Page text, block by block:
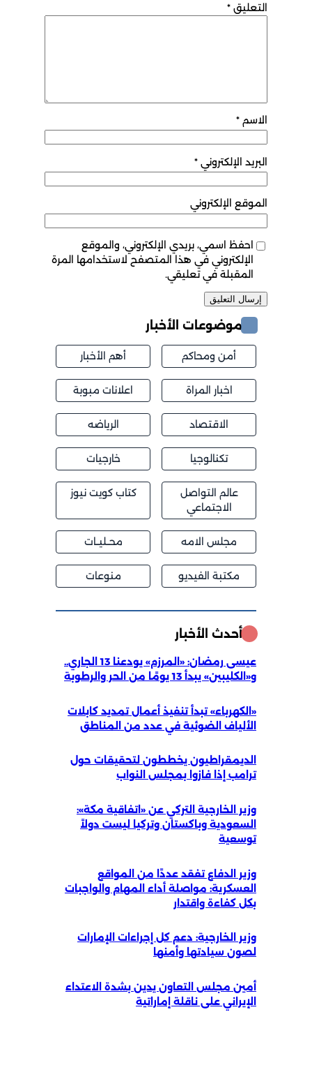
التعليق *
الاسم *
البريد الإلكتروني *
الموقع الإلكتروني
احفظ اسمي، بريدي الإلكتروني، والموقع
الإلكتروني في هذا المتصفح لاستخدامها المرة
المقبلة في تعليقي.
موضوعات الأخبار
أمن ومحاكم أهم الأخبار
اخبار المراة اعلانات مبوبة
الاقتصاد الرياضه
تكنالوجيا خارجيات
عالم التواصل
الاجتماعي
كتاب كويت نيوز
مجلس الامه محــليــات
مكتبة الفيديو منوعات
أحدث الأخبار
عيسى رمضان: «المرزم» يودعنا 13 الجاري..
و«الكليبين» يبدأ 13 يومًا من الحر والرطوبة
«الكهرباء» تبدأ تنفيذ أعمال تمديد كابلات
الألياف الضوئية في عدد من المناطق
الديمقراطيون يخططون لتحقيقات حول
ترامب إذا فازوا بمجلس النواب
وزير الخارجية التركي عن «اتفاقية مكة»:
السعودية وباكستان وتركيا ليست دولاً
توسعية
وزير الدفاع تفقد عددًا من المواقع
العسكرية: مواصلة أداء المهام والواجبات
بكل كفاءة واقتدار
وزير الخارجية: دعم كل إجراءات الإمارات
لصون سيادتها وأمنها
أمين مجلس التعاون يدين بشدة الاعتداء
الإيراني على ناقلة إماراتية